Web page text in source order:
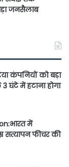
जनसैलाब
कंपनियों को बड़ा
घंटे में हटाना होगा
में
सत्यापन फीचर की